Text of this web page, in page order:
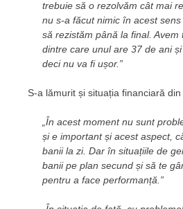
trebuie să o rezolvăm cât mai
nu s-a făcut nimic în acest
să rezistăm până la final. Avem
dintre care unul are 37 de ani
deci nu va fi ușor.”
S-a lămurit și situația financiară
„În acest moment nu sunt
și e important și acest aspect,
banii la zi. Dar în situațiile de
banii pe plan secund și să te
pentru a face performanță.”